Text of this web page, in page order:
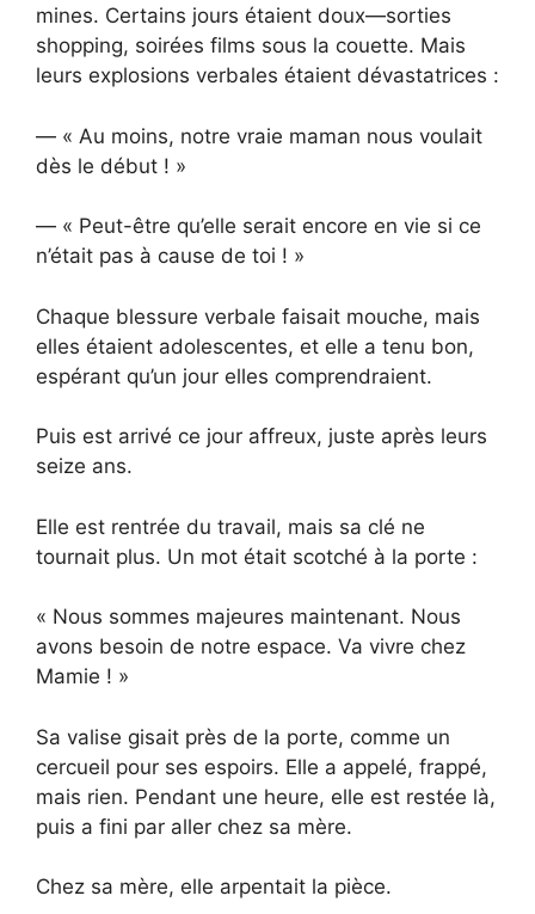
mines. Certains jours étaient doux—sorties
shopping, soirées films sous la couette. Mais
leurs explosions verbales étaient dévastatrices :
— « Au moins, notre vraie maman nous voulait
dès le début ! »
— « Peut-être qu’elle serait encore en vie si ce
n’était pas à cause de toi ! »
Chaque blessure verbale faisait mouche, mais
elles étaient adolescentes, et elle a tenu bon,
espérant qu’un jour elles comprendraient.
Puis est arrivé ce jour affreux, juste après leurs
seize ans.
Elle est rentrée du travail, mais sa clé ne
tournait plus. Un mot était scotché à la porte :
« Nous sommes majeures maintenant. Nous
avons besoin de notre espace. Va vivre chez
Mamie ! »
Sa valise gisait près de la porte, comme un
cercueil pour ses espoirs. Elle a appelé, frappé,
mais rien. Pendant une heure, elle est restée là,
puis a fini par aller chez sa mère.
Chez sa mère, elle arpentait la pièce.